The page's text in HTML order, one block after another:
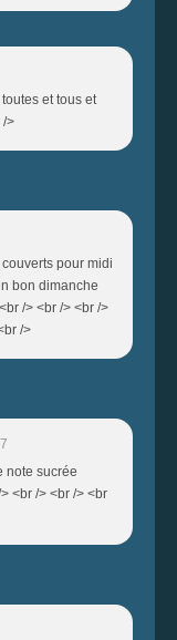
et tous et
/>
pour midi
bon dimanche
/> <br /> <br />
/>
note sucrée
<br /> <br /> <br